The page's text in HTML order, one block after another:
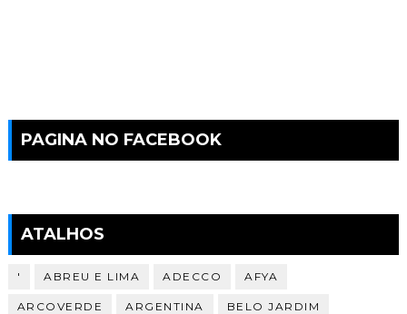
PAGINA NO FACEBOOK
ATALHOS
' ABREU E LIMA ADECCO AFYA
ARCOVERDE ARGENTINA BELO JARDIM